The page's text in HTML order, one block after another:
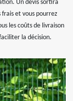
Un devis sortira
et vous pourrez
les coûts de livraison
la décision.